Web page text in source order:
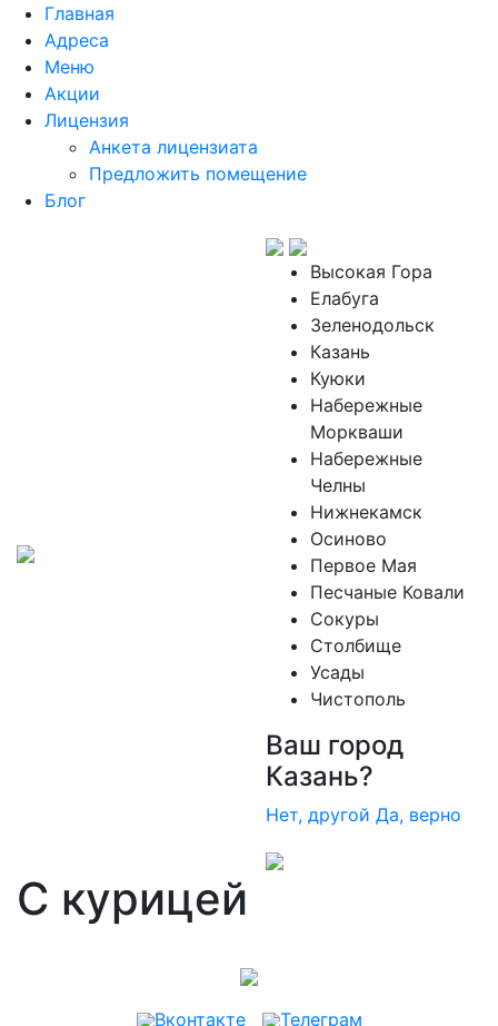
Главная
Адреса
Меню
Акции
Лицензия
Анкета лицензиата
Предложить помещение
Блог
Высокая Гора
Елабуга
Зеленодольск
Казань
Куюки
Набережные
Моркваши
Набережные
Челны
Нижнекамск
Осиново
Первое Мая
Песчаные Ковали
Сокуры
Столбище
Усады
Чистополь
Ваш город
Казань?
Нет, другой Да, верно
С курицей
Вконтакте
Телеграм